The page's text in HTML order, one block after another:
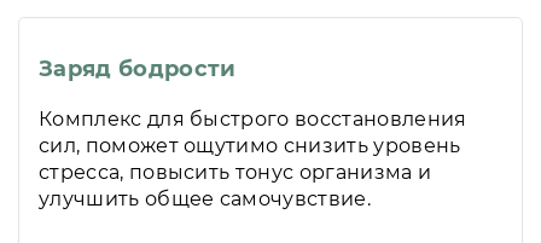
Заряд бодрости
Комплекс для быстрого восстановления
сил, поможет ощутимо снизить уровень
стресса, повысить тонус организма и
улучшить общее самочувствие.